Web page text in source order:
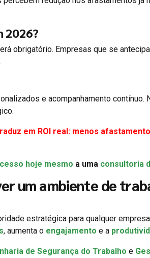
2026?
obrigatório. Empresas que se
e acompanhamento contínuo.
em ROI real: menos
hoje mesmo a uma consultoria
um ambiente de
estratégica para qualquer
, aumenta o engajamento e a
de Segurança do Trabalho e